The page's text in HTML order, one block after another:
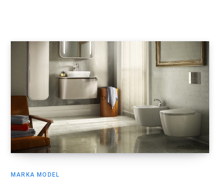
MARKA MODEL